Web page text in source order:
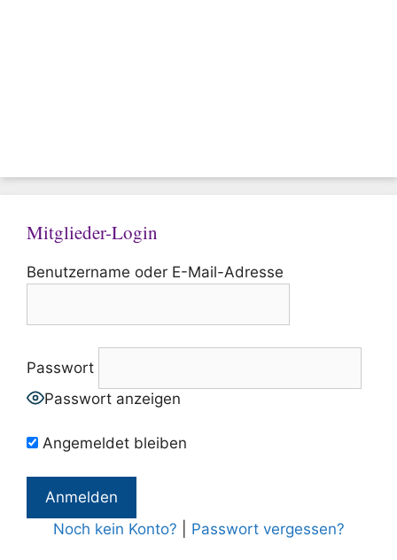
Mitglieder-Login
Benutzername oder E-Mail-Adresse
Passwort
Passwort anzeigen
Angemeldet bleiben
Noch kein Konto? Passwort vergessen?